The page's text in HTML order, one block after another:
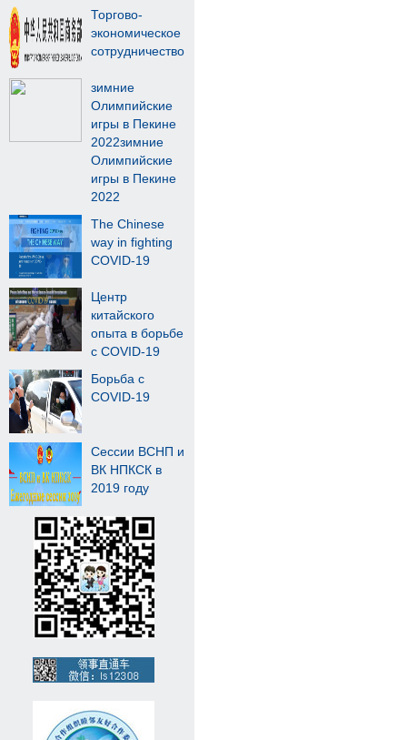
Туркменистане объявляет
о приёме сотрудников на
работу с нижеслед...
Торгово-
экономическое
сотрудничество
зимние
Олимпийские
игры в Пекине
2022зимние
Олимпийские
игры в Пекине
2022
The Chinese
way in fighting
COVID-19
Центр
китайского
опыта в борьбе
с COVID-19
Борьба с
COVID-19
Сессии ВСНП и
ВК НПКСК в
2019 году